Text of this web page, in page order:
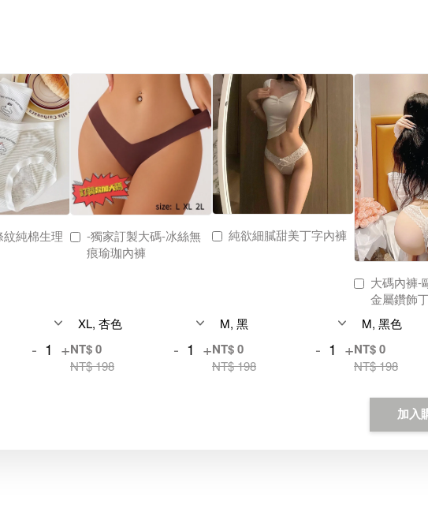
紋純棉生理
- +
-獨家訂製大碼-冰絲無
痕瑜珈內褲
NT$ 0
NT$ 198
- +
純欲細膩甜美丁字內褲
NT$ 0
NT$ 198
- +
大碼內褲-
金屬鑽飾
NT$ 0
NT$ 198
加入